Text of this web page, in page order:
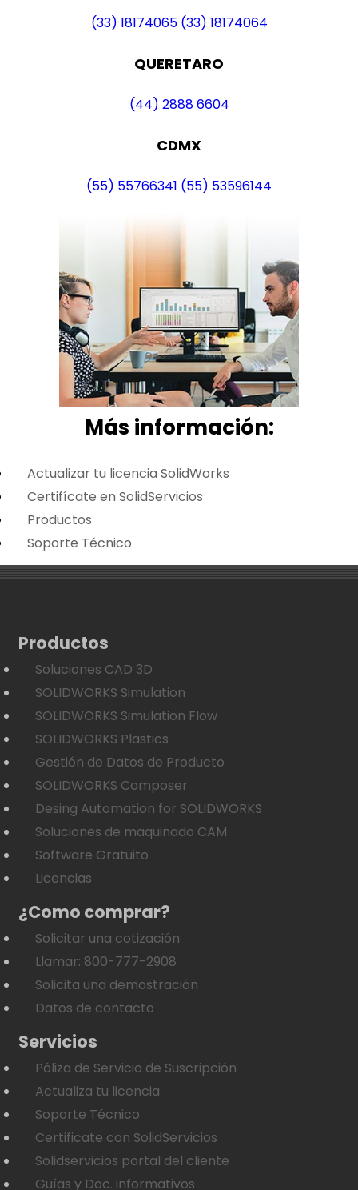
(33) 18174065 (33) 18174064
QUERETARO
(44) 2888 6604
CDMX
(55) 55766341 (55) 53596144
Más información:
Actualizar tu licencia SolidWorks
Certifícate en SolidServicios
Productos
Soporte Técnico
Productos
Soluciones CAD 3D
SOLIDWORKS Simulation
SOLIDWORKS Simulation Flow
SOLIDWORKS Plastics
Gestión de Datos de Producto
SOLIDWORKS Composer
Desing Automation for SOLIDWORKS
Soluciones de maquinado CAM
Software Gratuito
Licencias
¿Como comprar?
Solicitar una cotización
Llamar: 800-777-2908
Solicita una demostración
Datos de contacto
Servicios
Póliza de Servicio de Suscripción
Actualiza tu licencia
Soporte Técnico
Certificate con SolidServicios
Solidservicios portal del cliente
Guías y Doc. informativos